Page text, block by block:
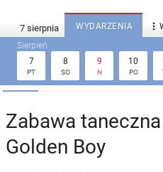
WYDARZENIA 
7
PT
8
SO
9
N
10
PO
Zabawa
Golden Boy